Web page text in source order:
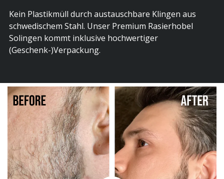
Kein Plastikmüll durch austauschbare Klingen aus
schwedischem Stahl. Unser Premium Rasierhobel
Solingen kommt inklusive hochwertiger
(Geschenk-)Verpackung.